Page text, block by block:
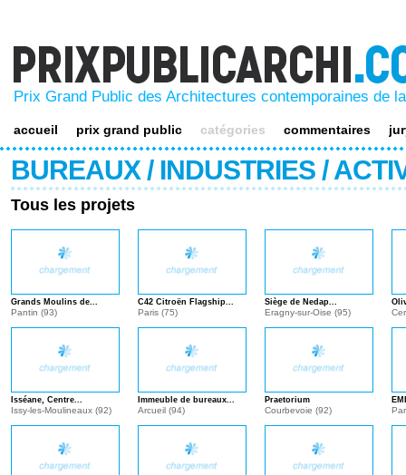
prixpublicarchi.com
Prix Grand Public des Architectures contemporaines de
accueil prix grand public catégories commentaires
BUREAUX / INDUSTRIES /
Tous les projets
Grands Moulins de...
Pantin (93)
C42 Citroën Flagship...
Paris (75)
Siège de Nedap...
Eragny-sur-Oise (95)
Isséane, Centre...
Issy-les-Moulineaux (92)
Immeuble de bureaux...
Arcueil (94)
Praetorium
Courbevoie (92)